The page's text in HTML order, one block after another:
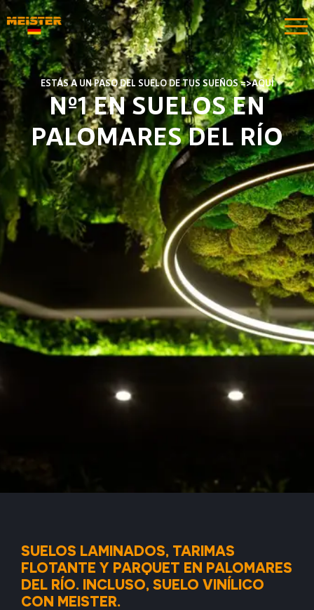
ESTÁS A UN PASO DEL SUELO DE TUS SUEÑOS =>AQUÍ​​
Nº1 EN SUELOS EN
PALOMARES DEL RÍO
SUELOS LAMINADOS, TARIMAS
FLOTANTE Y PARQUET EN PALOMARES
DEL RÍO. INCLUSO, SUELO VINÍLICO
CON MEISTER.